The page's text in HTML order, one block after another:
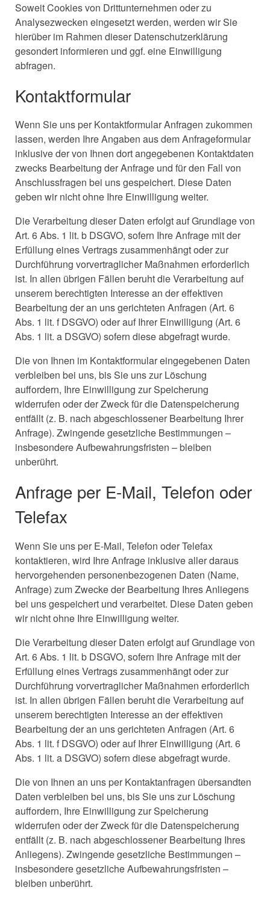
Soweit Cookies von Drittunternehmen oder zu
Analysezwecken eingesetzt werden, werden wir Sie
hierüber im Rahmen dieser Datenschutzerklärung
gesondert informieren und ggf. eine Einwilligung
abfragen.
Kontaktformular
Wenn Sie uns per Kontaktformular Anfragen zukommen
lassen, werden Ihre Angaben aus dem Anfrageformular
inklusive der von Ihnen dort angegebenen Kontaktdaten
zwecks Bearbeitung der Anfrage und für den Fall von
Anschlussfragen bei uns gespeichert. Diese Daten
geben wir nicht ohne Ihre Einwilligung weiter.
Die Verarbeitung dieser Daten erfolgt auf Grundlage von
Art. 6 Abs. 1 lit. b DSGVO, sofern Ihre Anfrage mit der
Erfüllung eines Vertrags zusammenhängt oder zur
Durchführung vorvertraglicher Maßnahmen erforderlich
ist. In allen übrigen Fällen beruht die Verarbeitung auf
unserem berechtigten Interesse an der effektiven
Bearbeitung der an uns gerichteten Anfragen (Art. 6
Abs. 1 lit. f DSGVO) oder auf Ihrer Einwilligung (Art. 6
Abs. 1 lit. a DSGVO) sofern diese abgefragt wurde.
Die von Ihnen im Kontaktformular eingegebenen Daten
verbleiben bei uns, bis Sie uns zur Löschung
auffordern, Ihre Einwilligung zur Speicherung
widerrufen oder der Zweck für die Datenspeicherung
entfällt (z. B. nach abgeschlossener Bearbeitung Ihrer
Anfrage). Zwingende gesetzliche Bestimmungen –
insbesondere Aufbewahrungsfristen – bleiben
unberührt.
Anfrage per E-Mail, Telefon oder
Telefax
Wenn Sie uns per E-Mail, Telefon oder Telefax
kontaktieren, wird Ihre Anfrage inklusive aller daraus
hervorgehenden personenbezogenen Daten (Name,
Anfrage) zum Zwecke der Bearbeitung Ihres Anliegens
bei uns gespeichert und verarbeitet. Diese Daten geben
wir nicht ohne Ihre Einwilligung weiter.
Die Verarbeitung dieser Daten erfolgt auf Grundlage von
Art. 6 Abs. 1 lit. b DSGVO, sofern Ihre Anfrage mit der
Erfüllung eines Vertrags zusammenhängt oder zur
Durchführung vorvertraglicher Maßnahmen erforderlich
ist. In allen übrigen Fällen beruht die Verarbeitung auf
unserem berechtigten Interesse an der effektiven
Bearbeitung der an uns gerichteten Anfragen (Art. 6
Abs. 1 lit. f DSGVO) oder auf Ihrer Einwilligung (Art. 6
Abs. 1 lit. a DSGVO) sofern diese abgefragt wurde.
Die von Ihnen an uns per Kontaktanfragen übersandten
Daten verbleiben bei uns, bis Sie uns zur Löschung
auffordern, Ihre Einwilligung zur Speicherung
widerrufen oder der Zweck für die Datenspeicherung
entfällt (z. B. nach abgeschlossener Bearbeitung Ihres
Anliegens). Zwingende gesetzliche Bestimmungen –
insbesondere gesetzliche Aufbewahrungsfristen –
bleiben unberührt.